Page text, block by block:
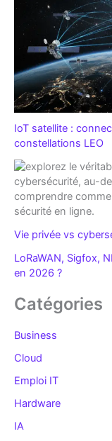
IoT satellite :
constellations LEO
Vie privée vs
LoRaWAN, Sigfox,
en 2026 ?
Catégories
Business
Cloud
Emploi IT
Hardware
IA